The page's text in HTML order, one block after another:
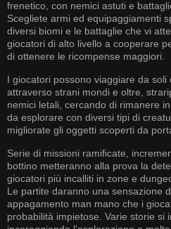
frenetico, con nemici astuti e
Scegliete armi ed equipaggiamenti
diversi biomi e le battaglie che vi
giocatori di alto livello a cooperare
di ottenere le ricompense maggiori.
I giocatori possono viaggiare da
attraverso strani mondi e oltre,
nemici letali, cercando di rimanere
da esplorare con diversi tipi di
migliorate gli oggetti scoperti da
Serie di missioni ramificate,
bottino metteranno alla prova la
giocatori più incalliti in zone e
Le partite daranno una sensazione
appagamento man mano che i
probabilità impietose. Varie storie si